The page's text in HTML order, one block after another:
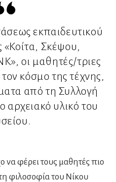
εκπαιδευτικού
Σκέψου,
οι μαθητές/τριες
κόσμο της τέχνης,
από τη Συλλογή
αρχειακό υλικό του
να φέρει τους μαθητές πιο
φιλοσοφία του Νίκου